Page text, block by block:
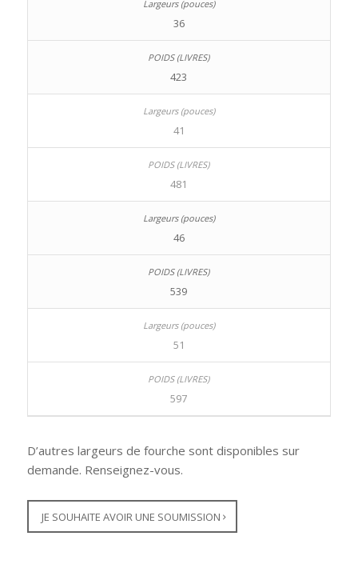
36
423
41
481
46
539
51
597
D’autres largeurs de fourche sont disponibles sur
demande. Renseignez-vous.
JE SOUHAITE AVOIR UNE SOUMISSION